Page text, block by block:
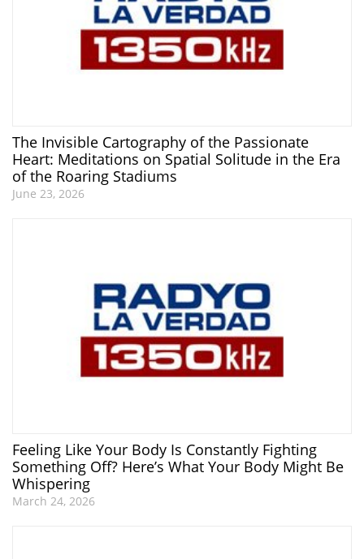
The Invisible Cartography of the Passionate
Heart: Meditations on Spatial Solitude in the Era
of the Roaring Stadiums
June 23, 2026
Feeling Like Your Body Is Constantly Fighting
Something Off? Here’s What Your Body Might Be
Whispering
March 24, 2026